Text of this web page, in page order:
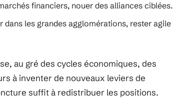
financiers, nouer des alliances ciblées.
dans les grandes agglomérations, rester agile
au gré des cycles économiques, des
à inventer de nouveaux leviers de
suffit à redistribuer les positions.